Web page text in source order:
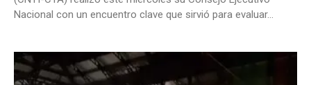
Nacional con un encuentro clave que sirvió para evaluar...